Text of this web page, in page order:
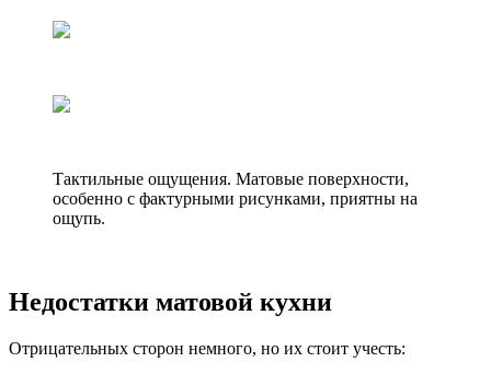
Тактильные ощущения. Матовые поверхности,
особенно с фактурными рисунками, приятны на
ощупь.
Недостатки матовой кухни
Отрицательных сторон немного, но их стоит учесть: